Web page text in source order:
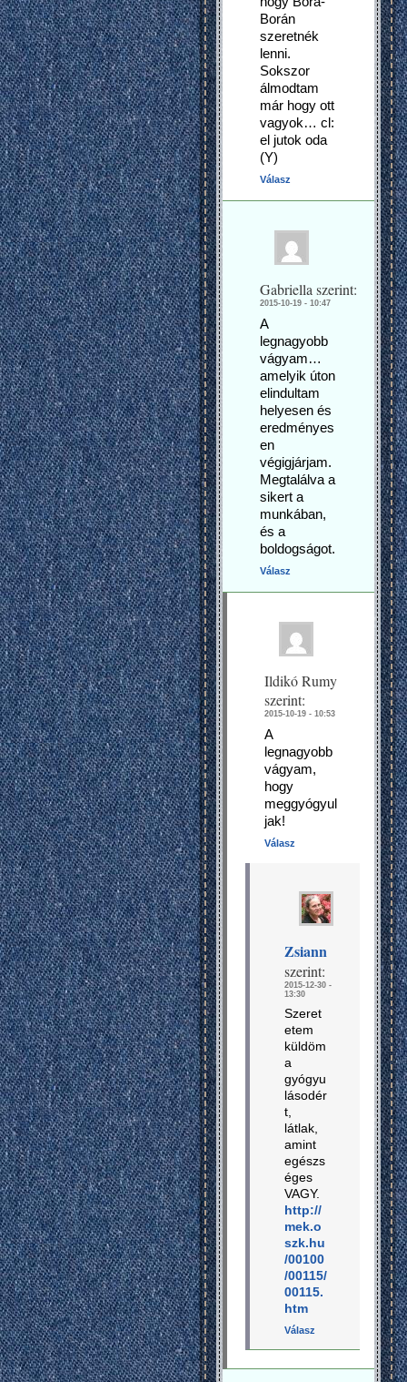
Borán
szeretnék
lenni.
Sokszor
álmodtam
már hogy ott
vagyok… cl:
el jutok oda
(Y)
Válasz
Gabriella szerint:
2015-10-19 - 10:47
A
legnagyobb
vágyam…
amelyik úton
elindultam
helyesen és
eredményes
en
végigjárjam.
Megtalálva a
sikert a
munkában,
és a
boldogságot.
Válasz
Ildikó Rumy
szerint:
2015-10-19 - 10:53
A
legnagyobb
vágyam,
hogy
meggyógyul
jak!
Válasz
Zsiann
szerint:
2015-12-30 -
13:30
Szeret
etem
küldöm
a
gyógyu
lásodér
t,
látlak,
amint
egészs
éges
VAGY.
http://
mek.o
szk.hu
/00100
/00115/
00115.
htm
Válasz